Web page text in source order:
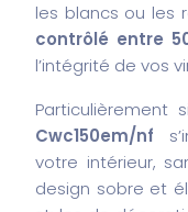
les blancs ou les
contrôlé entre
l’intégrité de vos
Particulièrement
Cwc150em/nf
votre intérieur,
design sobre et